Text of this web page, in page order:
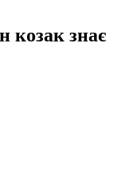
козак знає